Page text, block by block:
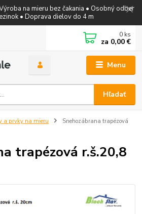
na mieru bez čakania • Osobný odber
• Doprava dielov do 4 m
Menu
Hľadať
0 ks
za 0,00 €
a prvky na mieru
Snehozábrana trapézová
trapézová r.š.20,8